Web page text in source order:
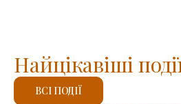
Найцікавіші
ВСІ ПОДІЇ